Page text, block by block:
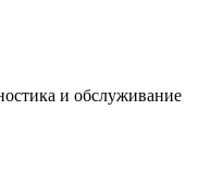
и обслуживание